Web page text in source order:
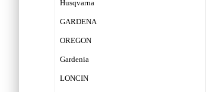
Husqvarna
GARDENA
OREGON
Gardenia
LONCIN